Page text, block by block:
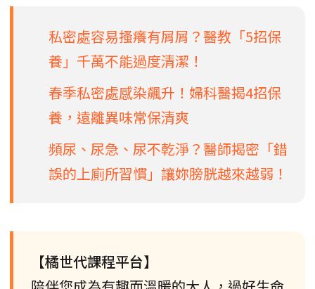
私密處容易搔癢有屑屑？醫教「5招保
養」千萬不能過度清潔！
春季私密處感染飆升！婦科醫揭4招保
養，遠離異味常保清爽
頻尿、尿急、尿不乾淨？醫師揭密「錯
誤的上廁所習慣」讓妳膀胱越來越弱！
【橘世代課程平台】